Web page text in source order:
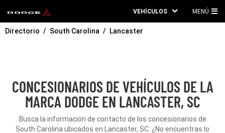
VEHÍCULOS MENÚ
Directorio South Carolina Lancaster
CONCESIONARIOS DE VEHÍCULOS DE LA
MARCA DODGE EN LANCASTER, SC
Busca la información de contacto de los concesionarios de
South Carolina ubicados en Lancaster, SC. ¿No encuentras lo